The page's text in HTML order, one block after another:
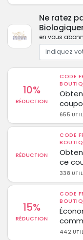
Ne ratez
en vous
10%
RÉDUCTION
CODE
655
RÉDUCTION
CODE
ce
338
15%
RÉDUCTION
CODE
442